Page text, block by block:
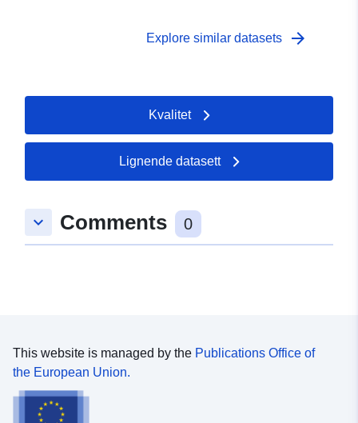
Einwohner umfasst.Wenn sich die städtische Einheit in
das zusammenhängende Bebauungsgebiet, so wird sie
als multikommunaler Ballungsraum bezeichnet. Die
städtischen Einheiten aus dem Jahr 2010 wurden unter
Explore similar datasets arrow_forward
Kvalitet
Lignende datasett
keyboard_arrow_down Comments 0
This website is managed by the Publications Office of
the European Union.